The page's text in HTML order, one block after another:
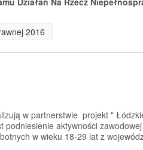
2016
w partnerstwie projekt "
aktywności
w wieku 18-29 lat z